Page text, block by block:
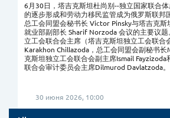
6月30日，塔吉克斯坦杜尚别--独立国家联合
的逐步形成和劳动力移民监管成为俄罗斯联邦
总工会同盟会秘书长 Victor Pinsky与塔吉克斯
就业部副部长 Sharif Norzoda 会议的主要议
立工会联合会主席（塔吉克斯坦独立工会联合
Karakhon Chillazoda，总工会同盟会副秘书
克斯坦独立工会联合会副主席Ismail
联合会审计委员会主席Dilmurod Davlatzoda。
30 июня 2026, 10:00